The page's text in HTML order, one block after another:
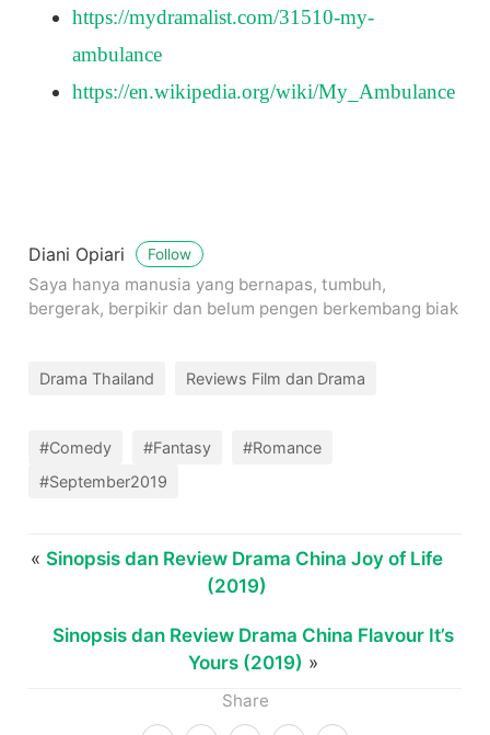
Share
https://mydramalist.com/31510-my-
ambulance
https://en.wikipedia.org/wiki/My_Ambulance
Diani Opiari Follow
Saya hanya manusia yang bernapas, tumbuh,
bergerak, berpikir dan belum pengen berkembang biak
Drama Thailand Reviews Film dan Drama
#Comedy #Fantasy
#Romance
#September2019
« Sinopsis dan Review Drama China Joy of Life
(2019)
Sinopsis dan Review Drama China Flavour It’s
Yours (2019) »